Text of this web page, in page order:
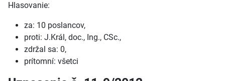
Hlasovanie:
za: 10 poslancov,
proti: J.Král, doc., Ing., CSc.,
zdržal sa: 0,
prítomní: všetci